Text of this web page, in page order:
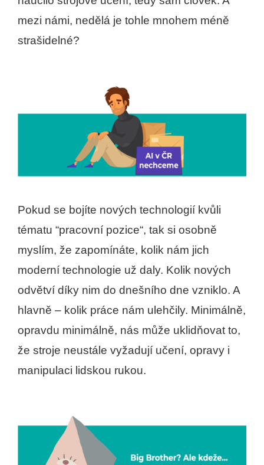
mezi námi, nedělá je tohle mnohem méně
strašidelné?
Pokud se bojíte nových technologií kvůli
tématu “pracovní pozice“, tak si osobně
myslím, že zapomínáte, kolik nám jich
moderní technologie už daly. Kolik nových
odvětví díky nim do dnešního dne vzniklo. A
hlavně – kolik práce nám ulehčily. Minimálně,
opravdu minimálně, nás může uklidňovat to,
že stroje neustále vyžadují učení, opravy i
manipulaci lidskou rukou.